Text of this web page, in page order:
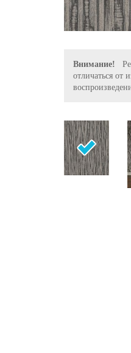
Внимание!
отличаться от